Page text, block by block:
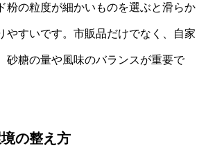
粉の粒度が細かいものを選ぶと滑らか
やすいです。市販品だけでなく、自家
砂糖の量や風味のバランスが重要で
の整え方